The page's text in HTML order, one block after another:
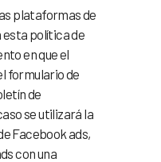
plataformas de
esta política de
en que el
formulario de
de
se utilizará la
Facebook ads,
con una